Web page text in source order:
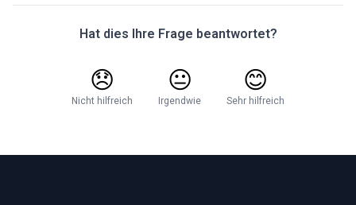
Hat dies Ihre Frage beantwortet?
😞
Nicht hilfreich
😐
Irgendwie
😊
Sehr hilfreich